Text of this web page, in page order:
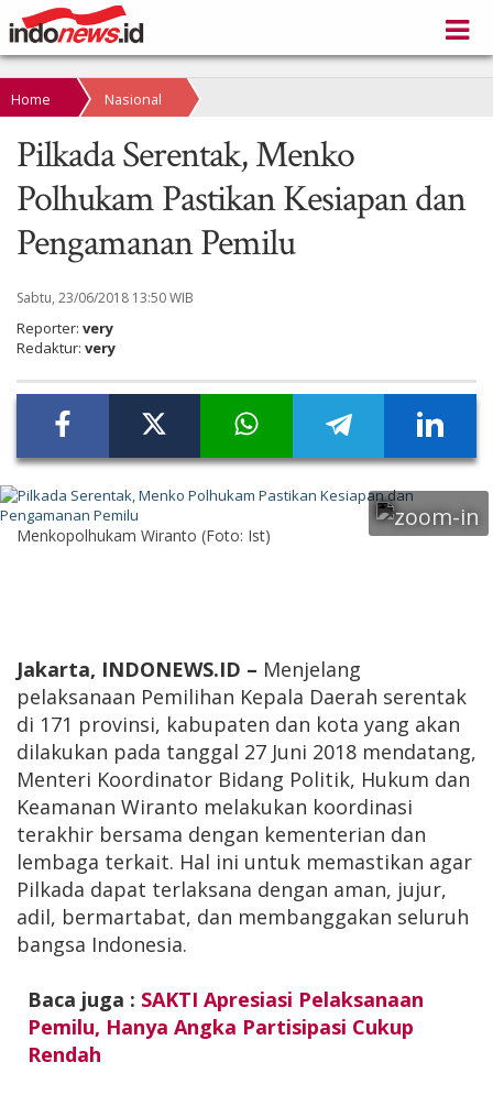
Home Nasional
Pilkada Serentak, Menko
Polhukam Pastikan Kesiapan dan
Pengamanan Pemilu
Sabtu, 23/06/2018 13:50 WIB
Reporter: very
Redaktur: very
Menkopolhukam Wiranto (Foto: Ist)
Jakarta, INDONEWS.ID – Menjelang
pelaksanaan Pemilihan Kepala Daerah serentak
di 171 provinsi, kabupaten dan kota yang akan
dilakukan pada tanggal 27 Juni 2018 mendatang,
Menteri Koordinator Bidang Politik, Hukum dan
Keamanan Wiranto melakukan koordinasi
terakhir bersama dengan kementerian dan
lembaga terkait. Hal ini untuk memastikan agar
Pilkada dapat terlaksana dengan aman, jujur,
adil, bermartabat, dan membanggakan seluruh
bangsa Indonesia.
Baca juga : SAKTI Apresiasi Pelaksanaan
Pemilu, Hanya Angka Partisipasi Cukup
Rendah